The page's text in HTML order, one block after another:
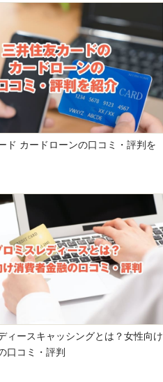
ド カードローンの口コミ・評判を
ィースキャッシングとは？女性向け
口コミ・評判